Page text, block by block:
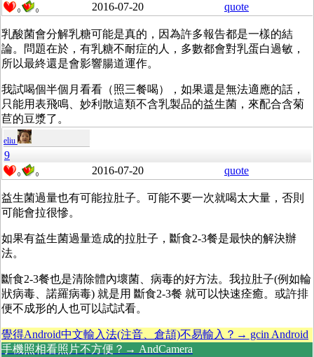
0 0 2016-07-20 quote
乳酸菌會分解乳糖可能是真的，因為許多報告都是一樣的結
論。問題在於，有乳糖不耐症的人，多數都會對乳蛋白過敏，
所以最終還是會影響腸道運作。
我試喝個半個月看看（照三餐喝），如果還是無法適應的話，
只能用表飛鳴、妙利散這類不含乳製品的益生菌，來配合含菊
苣的豆漿了。
eliu
9
0 0 2016-07-20 quote
益生菌過量也有可能拉肚子。可能不要一次就喝太大量，否則
可能會拉很慘。
如果有益生菌過量造成的拉肚子，斷食2-3餐是最快的解決辦
法。
斷食2-3餐也是清除體內壞菌、病毒的好方法。我拉肚子(例如輪
狀病毒、諾羅病毒) 就是用 斷食2-3餐 就可以快速痊癒。或許排
便不成形的人也可以試試看。
覺得Android中文輸入法(注音、倉頡)不易輸入？→ gcin Android
手機照相看照片不方便？→ AndCamera